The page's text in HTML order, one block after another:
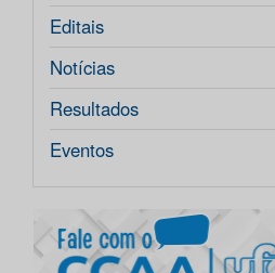
Editais
Notícias
Resultados
Eventos